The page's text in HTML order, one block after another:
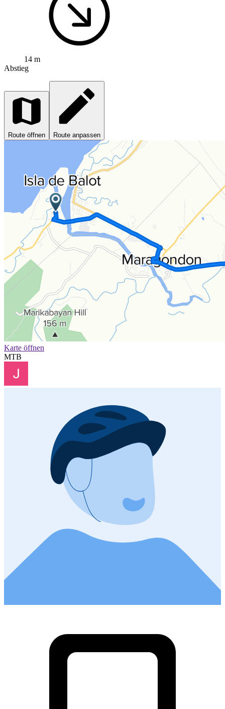
14 m
Abstieg
Route öffnen Route anpassen
Karte öffnen
MTB